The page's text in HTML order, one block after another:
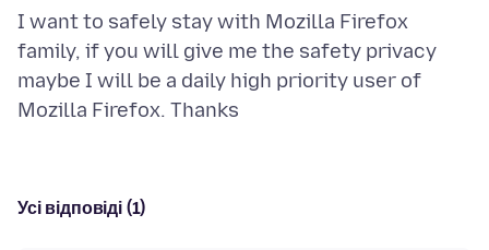
I want to safely stay with Mozilla Firefox
family, if you will give me the safety privacy
maybe I will be a daily high priority user of
Усі відповіді (1)